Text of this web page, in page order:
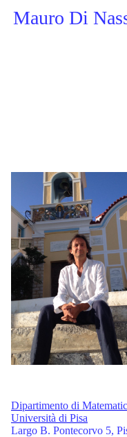
Mauro Di
Dipartimento di
Università di Pisa
Largo B. Pontecorvo 5,